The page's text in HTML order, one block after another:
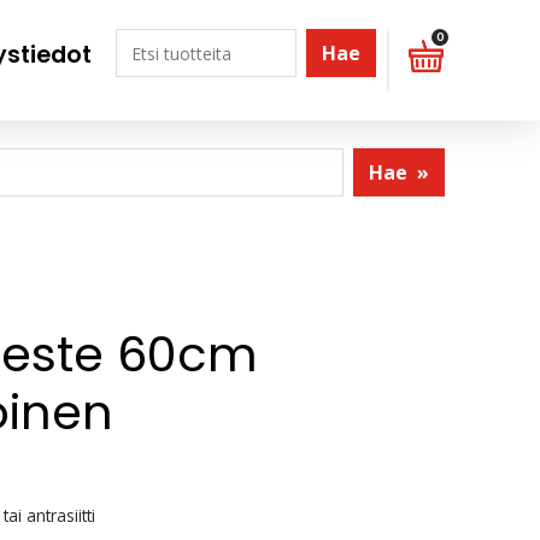
Hae
0
Hae »
60cm
antrasiitti